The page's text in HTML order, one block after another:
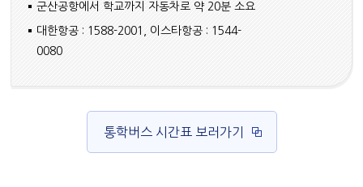
군산공항에서 학교까지 자동차로 약 20분 소요
대한항공 : 1588-2001, 이스타항공 : 1544-
0080
통학버스 시간표 보러가기